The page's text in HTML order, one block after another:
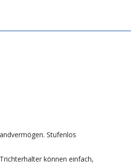
Stufenlos
können einfach,